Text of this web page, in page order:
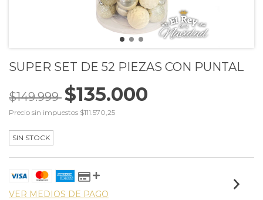
SUPER SET DE 52 PIEZAS CON PUNTAL
$149.999 $135.000
Precio sin impuestos $111.570,25
SIN STOCK
VER MEDIOS DE PAGO